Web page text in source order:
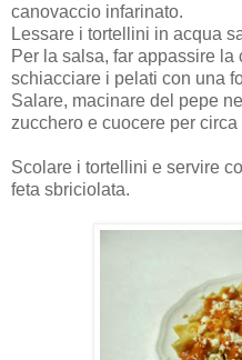
canovaccio infarinato.
Lessare i tortellini in acqua
Per la salsa, far appassire la
schiacciare i pelati con una
Salare, macinare del pepe
zucchero e cuocere per circa
Scolare i tortellini e servire
feta sbriciolata.